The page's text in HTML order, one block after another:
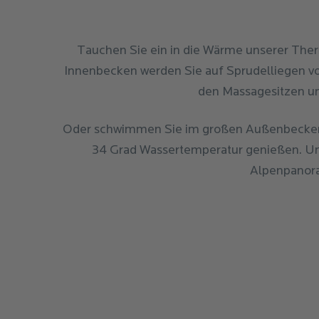
Tauchen Sie ein in die Wärme unserer
Innenbecken werden Sie auf Sprudelliegen
den Massagesitzen
Oder schwimmen Sie im großen
34 Grad Wassertemperatur genießen.